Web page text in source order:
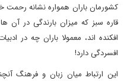
کشورمان باران همواره نشانه رحمت
قاره سبز که میزان بارندگی در آن
افکنده اند، معمولا باران چه در
افسردگی دارد!
این ارتباط میان زبان و فرهنگ